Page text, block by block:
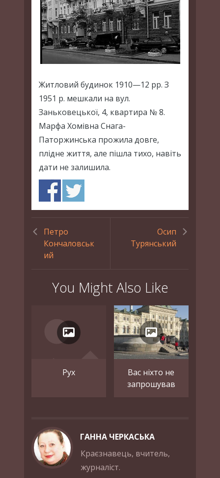
Житловий будинок 1910—12 рр. З
1951 р. мешкали на вул.
Заньковецької, 4, квартира № 8.
Марфа Хомівна Снага-
Паторжинська прожила довге,
плідне життя, але пішла тихо, навіть
дати не залишила.
Петро
Кончаловськ
ий
Осип
Турянський
You Might Also Like
Рух
Вас ніхто не
запрошував
ГАННА ЧЕРКАСЬКА
Краєзнавець, вчитель,
журналіст.